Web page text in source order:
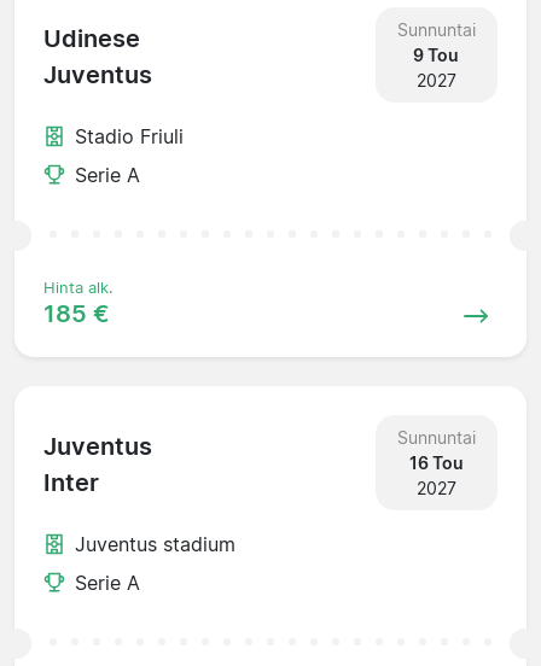
Udinese
Juventus
Sunnuntai
9 Tou
2027
Stadio Friuli
Serie A
Hinta alk.
185 €
Juventus
Inter
Sunnuntai
16 Tou
2027
Juventus stadium
Serie A